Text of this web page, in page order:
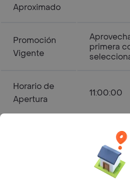
Aproximado
Promoción
Vigente
primera
Horario de
Apertura
11:00:00
21:45:00